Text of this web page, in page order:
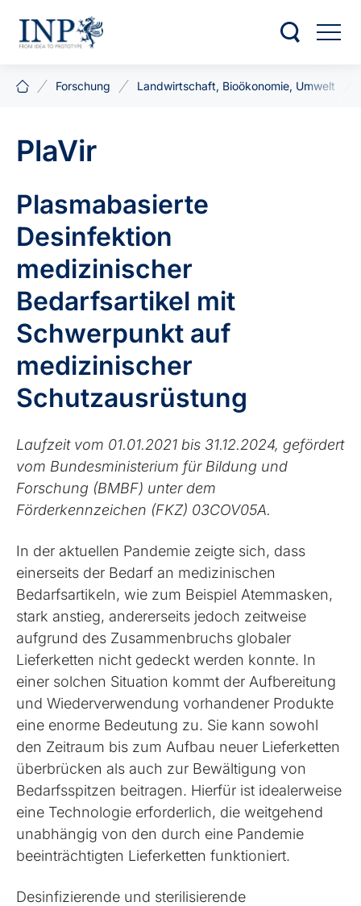
Forschung Landwirtschaft, Bioökonomie, Umwelt
PlaVir
Plasmabasierte
Desinfektion
medizinischer
Bedarfsartikel mit
Schwerpunkt auf
medizinischer
Schutzausrüstung
Laufzeit vom 01.01.2021 bis 31.12.2024, gefördert
vom Bundesministerium für Bildung und
Forschung (BMBF) unter dem
Förderkennzeichen (FKZ) 03COV05A.
In der aktuellen Pandemie zeigte sich, dass
einerseits der Bedarf an medizinischen
Bedarfsartikeln, wie zum Beispiel Atemmasken,
stark anstieg, andererseits jedoch zeitweise
aufgrund des Zusammenbruchs globaler
Lieferketten nicht gedeckt werden konnte. In
einer solchen Situation kommt der Aufbereitung
und Wiederverwendung vorhandener Produkte
eine enorme Bedeutung zu. Sie kann sowohl
den Zeitraum bis zum Aufbau neuer Lieferketten
überbrücken als auch zur Bewältigung von
Bedarfsspitzen beitragen. Hierfür ist idealerweise
eine Technologie erforderlich, die weitgehend
unabhängig von den durch eine Pandemie
beeinträchtigten Lieferketten funktioniert.
Desinfizierende und sterilisierende